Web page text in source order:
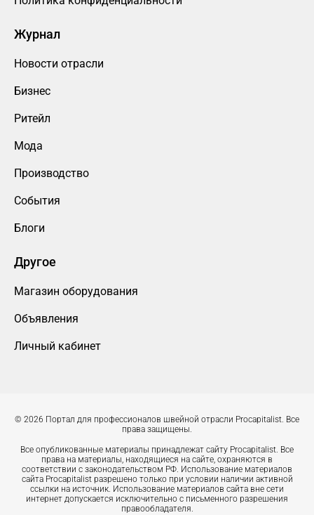
Журнал
Новости отрасли
Бизнес
Ритейл
Мода
Производство
События
Блоги
Другое
Магазин оборудования
Объявления
Личный кабинет
© 2026 Портал для профессионалов швейной отрасли Procapitalist. Все
права защищены.
Все опубликованные материалы принадлежат сайту Procapitalist. Все
права на материалы, находящиеся на сайте, охраняются в
соответствии с законодательством РФ. Использование материалов
сайта Procapitalist разрешено только при условии наличии активной
ссылки на источник. Использование материалов сайта вне сети
интернет допускается исключительно с письменного разрешения
правообладателя.